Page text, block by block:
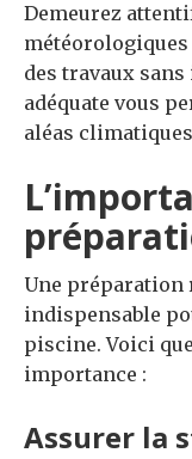
Demeurez
des travaux
adéquate vous
aléas
Une préparation
indispensable
piscine. Voici
importance :
Assurer la